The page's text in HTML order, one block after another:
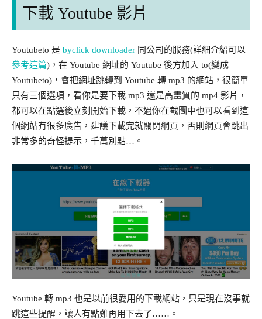
下載 Youtube 影片
Youtubeto 是 byclick downloader 同公司的服務(詳細介紹可以
參考這篇)，在 Youtube 網址的 Youtube 後方加入 to(變成
Youtubeto)，會把網址跳轉到 Youtube 轉 mp3 的網站，很簡單
只有三個選項，看你是要下載 mp3 還是高畫質的 mp4 影片，
都可以在點選後立刻開始下載，不過你在截圖中也可以看到這
個網站有很多廣告，建議下載完就關閉網頁，否則網頁會跳出
非常多的奇怪提示，千萬別點…。
Youtube 轉 mp3 也是以前很愛用的下載網站，只是現在沒事就
跳這些提醒，讓人有點難再用下去了……。